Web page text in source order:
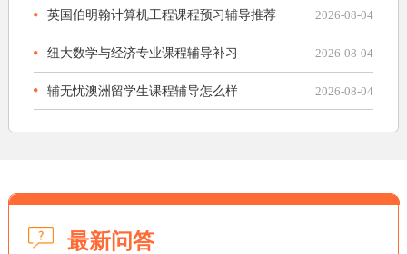
英国伯明翰计算机工程课程预习辅导推荐 2026-08-04
纽大数学与经济专业课程辅导补习 2026-08-04
辅无忧澳洲留学生课程辅导怎么样 2026-08-04
最新问答